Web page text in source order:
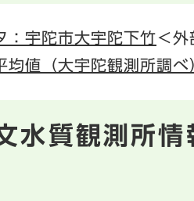
：宇陀市大宇陀下竹＜外
値（大宇陀観測所調べ
水質観測所情